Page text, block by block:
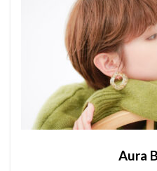
Aura